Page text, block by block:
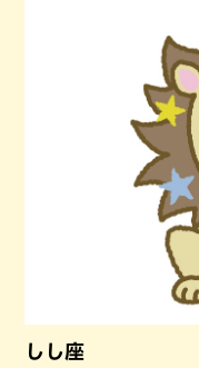
しし座